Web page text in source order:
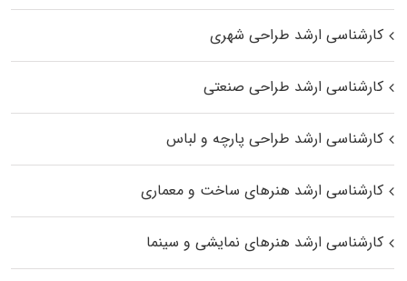
کارشناسی ارشد طراحی شهری
کارشناسی ارشد طراحی صنعتی
کارشناسی ارشد طراحی پارچه و لباس
کارشناسی ارشد هنرهای ساخت و معماری
کارشناسی ارشد هنرهای نمایشی و سینما